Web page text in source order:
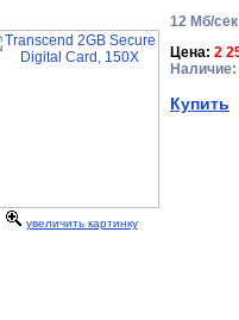
увеличить картинку
12 Мб/
Цена: 2
Наличие:
Купить